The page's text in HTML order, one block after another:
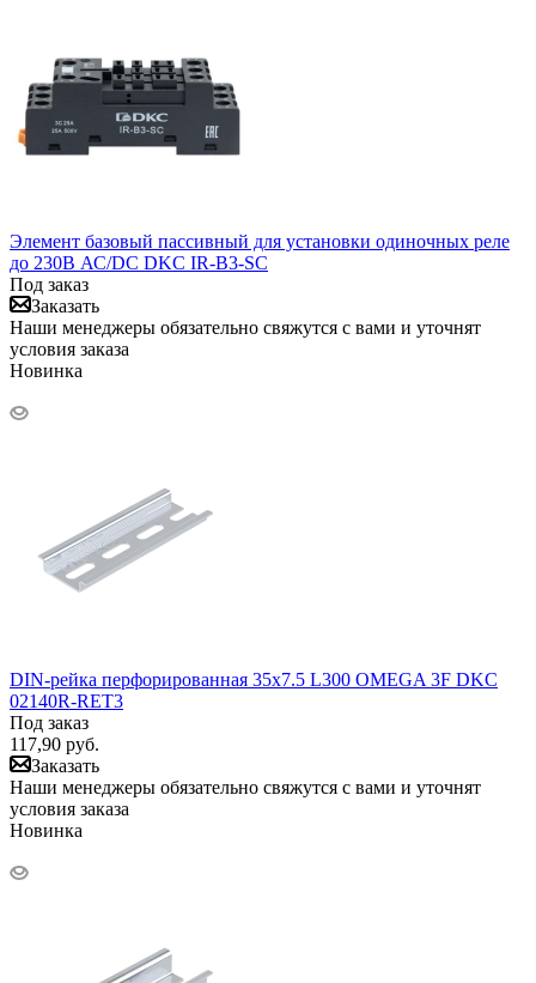
Элемент базовый пассивный для установки одиночных реле
до 230В АС/DC DKC IR-B3-SC
Под заказ
Заказать
Наши менеджеры обязательно свяжутся с вами и уточнят
условия заказа
Новинка
DIN-рейка перфорированная 35х7.5 L300 OMEGA 3F DKC
02140R-RET3
Под заказ
117,90 руб.
Заказать
Наши менеджеры обязательно свяжутся с вами и уточнят
условия заказа
Новинка